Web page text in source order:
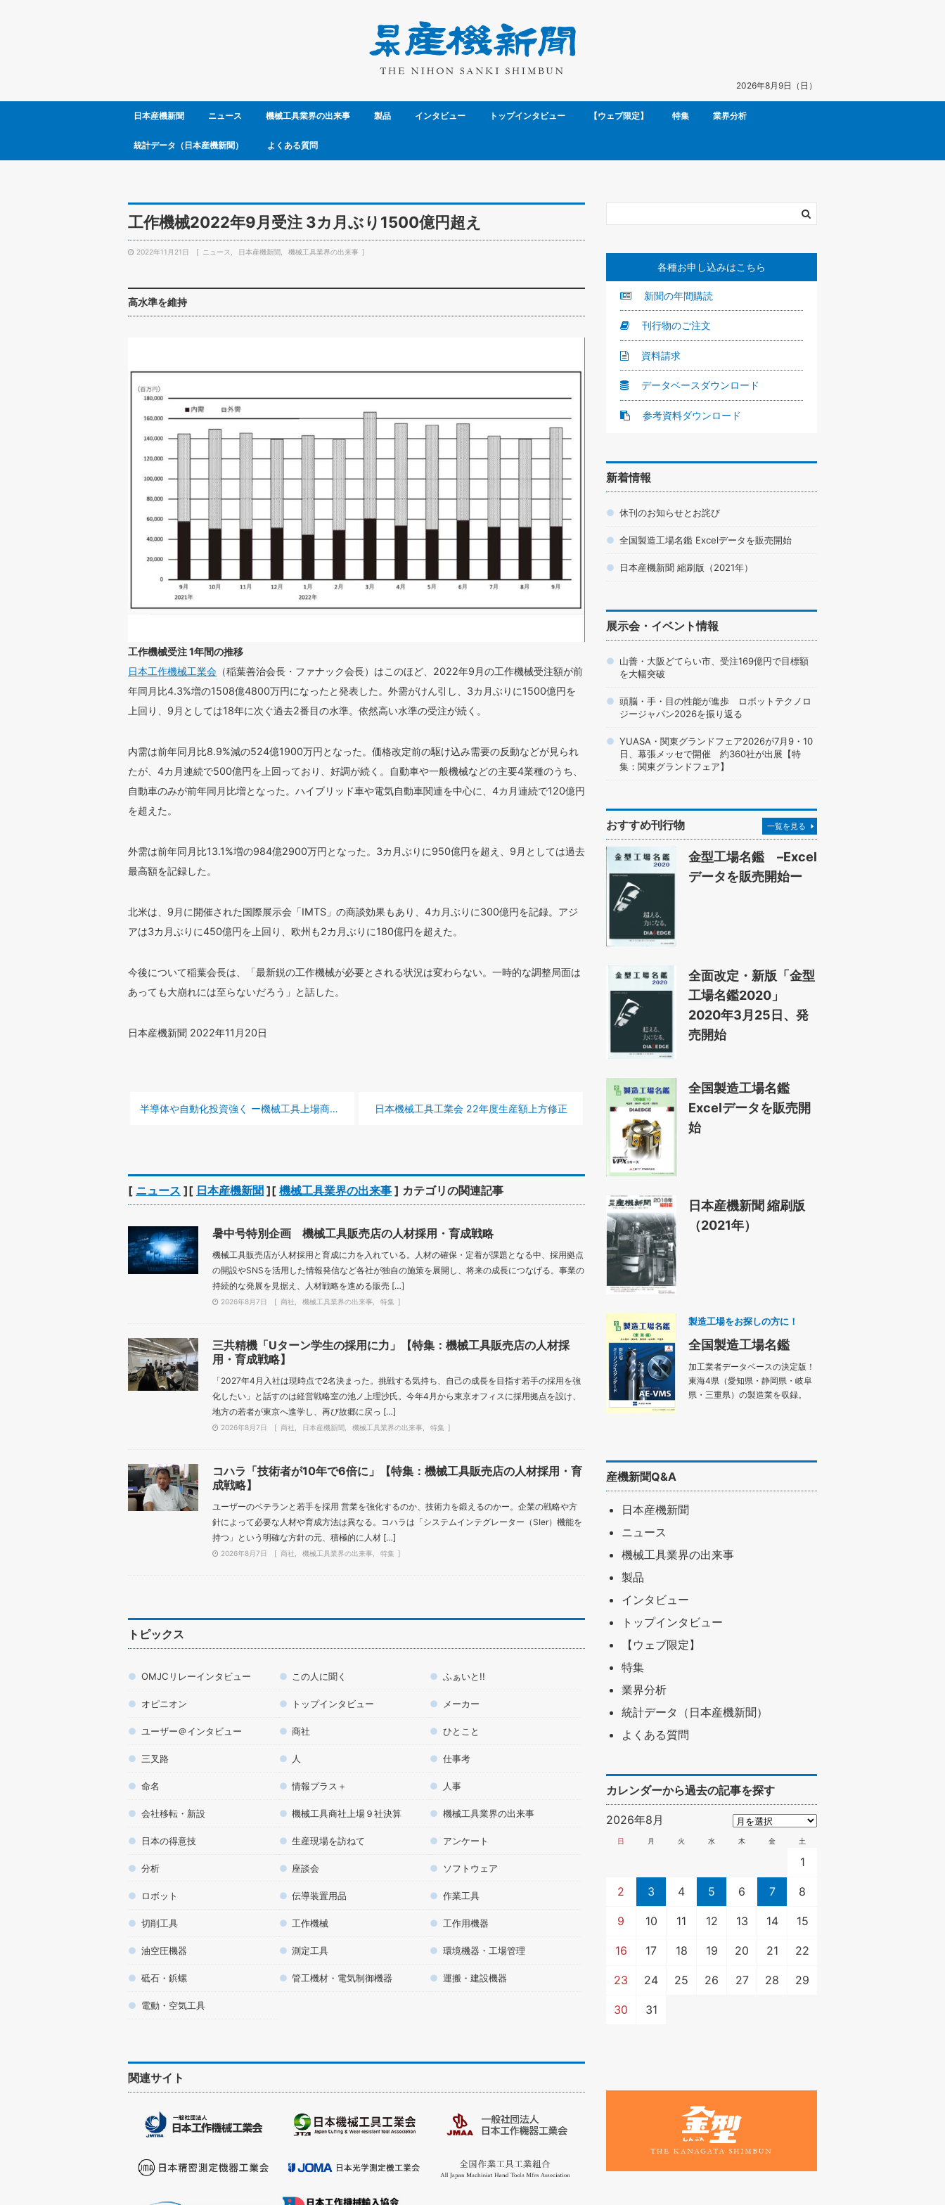
2026年8月9日（日）
日本産機新聞 ニュース 機械工具業界の出来事 製品 インタビュー トップインタビュー 【ウェブ限定】 特集 業界分析
統計データ（日本産機新聞） よくある質問
工作機械2022年9月受注 3カ月ぶり1500億円超え
2022年11月21日 ニュース 日本産機新聞 機械工具業界の出来事
高水準を維持
工作機械受注 1年間の推移
日本工作機械工業会 （稲葉善治会長・ファナック会長）はこのほど、2022年9月の工作機械受注額が前
年同月比4.3%増の1508億4800万円になったと発表した。外需がけん引し、3カ月ぶりに1500億円を
上回り、9月としては18年に次ぐ過去2番目の水準。依然高い水準の受注が続く。
内需は前年同月比8.9%減の524億1900万円となった。価格改定前の駆け込み需要の反動などが見られ
たが、4カ月連続で500億円を上回っており、好調が続く。自動車や一般機械などの主要4業種のうち、
自動車のみが前年同月比増となった。ハイブリッド車や電気自動車関連を中心に、4カ月連続で120億円
を超えた。
外需は前年同月比13.1%増の984億2900万円となった。3カ月ぶりに950億円を超え、9月としては過去
最高額を記録した。
北米は、9月に開催された国際展示会「IMTS」の商談効果もあり、4カ月ぶりに300億円を記録。アジ
アは3カ月ぶりに450億円を上回り、欧州も2カ月ぶりに180億円を超えた。
今後について稲葉会長は、「最新鋭の工作機械が必要とされる状況は変わらない。一時的な調整局面は
あっても大崩れには至らないだろう」と話した。
日本産機新聞 2022年11月20日
前の記事 :
半導体や自動化投資強く ー機械工具上場商社2022年4‐9月期決算ー 次の記事 :
日本機械工具工業会 22年度生産額上方修正
[ ニュース ][ 日本産機新聞 ][ 機械工具業界の出来事 ] カテゴリの関連記事
暑中号特別企画 機械工具販売店の人材採用・育成戦略
機械工具販売店が人材採用と育成に力を入れている。人材の確保・定着が課題となる中、採用拠点
の開設やSNSを活用した情報発信など各社が独自の施策を展開し、将来の成長につなげる。事業の
持続的な発展を見据え、人材戦略を進める販売 […]
2026年8月7日 商社 機械工具業界の出来事 特集
三共精機「Uターン学生の採用に力」【特集：機械工具販売店の人材採
用・育成戦略】
「2027年4月入社は現時点で2名決まった。挑戦する気持ち、自己の成長を目指す若手の採用を強
化したい」と話すのは経営戦略室の池ノ上理沙氏。今年4月から東京オフィスに採用拠点を設け、
地方の若者が東京へ進学し、再び故郷に戻っ […]
2026年8月7日 商社 日本産機新聞 機械工具業界の出来事 特集
コハラ「技術者が10年で6倍に」【特集：機械工具販売店の人材採用・育
成戦略】
ユーザーのベテランと若手を採用 営業を強化するのか、技術力を鍛えるのかー。企業の戦略や方
針によって必要な人材や育成方法は異なる。コハラは「システムインテグレーター（SIer）機能を
持つ」という明確な方針の元、積極的に人材 […]
2026年8月7日 商社 機械工具業界の出来事 特集
トピックス
OMJCリレーインタビュー この人に聞く ふぁいと!!
オピニオン トップインタビュー メーカー
ユーザー＠インタビュー 商社 ひとこと
三叉路 人 仕事考
命名 情報プラス＋ 人事
会社移転・新設 機械工具商社上場９社決算 機械工具業界の出来事
日本の得意技 生産現場を訪ねて アンケート
分析 座談会 ソフトウェア
ロボット 伝導装置用品 作業工具
切削工具 工作機械 工作用機器
油空圧機器 測定工具 環境機器・工場管理
砥石・鋲螺 管工機材・電気制御機器 運搬・建設機器
電動・空気工具
関連サイト
各種お申し込みはこちら
新聞の年間購読
刊行物のご注文
資料請求
データベースダウンロード
参考資料ダウンロード
新着情報
休刊のお知らせとお詫び
全国製造工場名鑑 Excelデータを販売開始
日本産機新聞 縮刷版（2021年）
展示会・イベント情報
山善・大阪どてらい市、受注169億円で目標額
を大幅突破
頭脳・手・目の性能が進歩 ロボットテクノロ
ジージャパン2026を振り返る
YUASA・関東グランドフェア2026が7月9・10
日、幕張メッセで開催 約360社が出展【特
集：関東グランドフェア】
おすすめ刊行物 一覧を見る
金型工場名鑑 –Excel
データを販売開始ー
全面改定・新版「金型
工場名鑑2020」
2020年3月25日、発
売開始
全国製造工場名鑑
Excelデータを販売開
始
日本産機新聞 縮刷版
（2021年）
製造工場をお探しの方に！
全国製造工場名鑑
加工業者データベースの決定版！
東海4県（愛知県・静岡県・岐阜
県・三重県）の製造業を収録。
産機新聞Q&A
日本産機新聞
ニュース
機械工具業界の出来事
製品
インタビュー
トップインタビュー
【ウェブ限定】
特集
業界分析
統計データ（日本産機新聞）
よくある質問
カレンダーから過去の記事を探す
2026年8月
日 月 火 水 木 金 土
1
2 3 4 5 6 7 8
9 10 11 12 13 14 15
16 17 18 19 20 21 22
23 24 25 26 27 28 29
30 31